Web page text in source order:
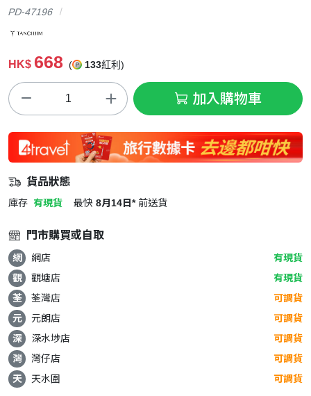
PD-47196
HK$ 668 ( 133紅利)
加入購物車
貨品狀態
庫存 有現貨 最快 8月14日* 前送貨
門市購買或自取
網 網店
有現貨
觀
觀塘店
有現貨
荃
荃灣店
可調貨
元
元朗店
可調貨
深
深水埗店
可調貨
灣
灣仔店
可調貨
天
天水圍 可調貨